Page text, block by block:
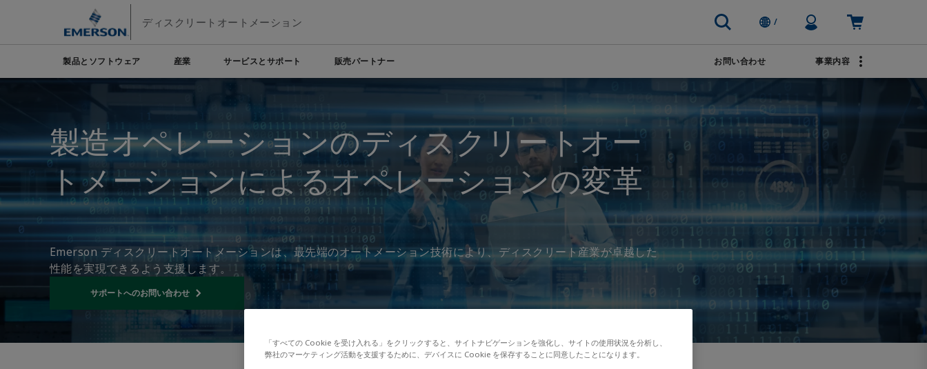
ン
へ
ス
ッ
プ
タ
プ
ディスクリートオートメーション / Profile Iconカート: 空
製品とソフトウェア 産業 サービスとサポート 販売パートナー お問い合わせ 事業内容
Handling
Industrial Sensors & Switches
Industrial Software
Marine Controls
Pneumatics
Pressure Regulators
Electric Linear Actuators
Electric Rotary Actuators
Servo Motion
Variable Frequency Drives (VFDs)
ブランド
AVENTICS
化学薬品
電子工学
工場の自動化
水素
工業用
インダストリー4.0
医療
鉱業・金属
石油・ガス
輸送
上下水道
サポートへのお問い合わせ
サービス
ナレッジセンター
訓練
テストと測定製造オペレーションのディスクリートオー
トメーションによるオペレーションの変革
Emerson ディスクリートオートメーションは、最先端のオートメーション技術により、ディスクリート産業が卓越した
性能を実現できるよう支援します。
サポートへのお問い合わせ
Opens internal link
「すべての Cookie を受け入れる」をクリックすると、サイトナビゲーションを強化し、サイトの使用状況を分析し、
弊社のマーケティング活動を支援するために、デバイスに Cookie を保存することに同意したことになります。